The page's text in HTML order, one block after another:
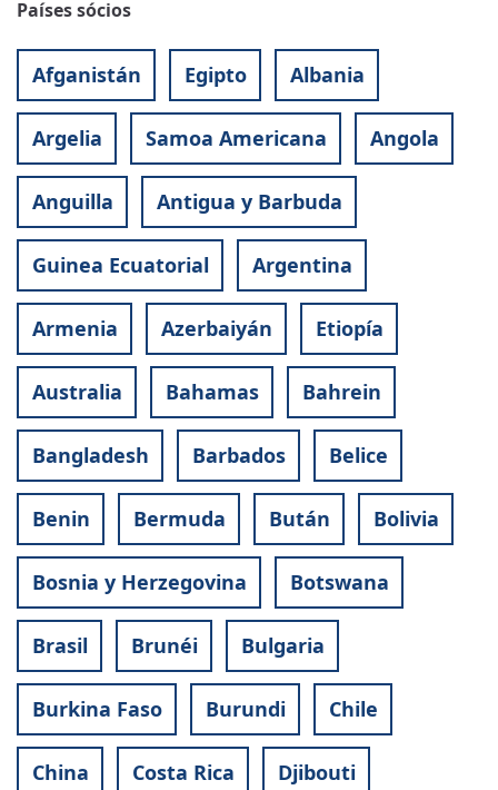
Países sócios
Afganistán Egipto Albania
Argelia Samoa Americana Angola
Anguilla Antigua y Barbuda
Guinea Ecuatorial Argentina
Armenia Azerbaiyán Etiopía
Australia Bahamas Bahrein
Bangladesh Barbados Belice
Benin Bermuda Bután Bolivia
Bosnia y Herzegovina Botswana
Brasil Brunéi Bulgaria
Burkina Faso Burundi Chile
China Costa Rica Djibouti